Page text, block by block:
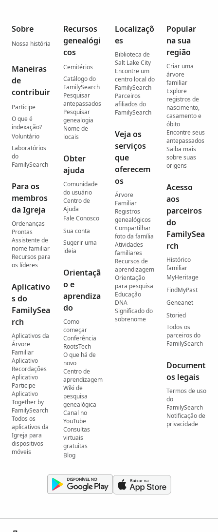
Sobre
Nossa história
Maneiras
de
contribuir
Participe
O que é
indexação?
Voluntário
Laboratórios
do
FamilySearch
Para os
membros
da Igreja
Ordenanças
Prontas
Assistente de
nome familiar
Recursos para
os líderes
Aplicativo
s do
FamilySea
rch
Aplicativos da
Árvore
Familiar
Aplicativo
Recordações
Aplicativo
Participe
Aplicativo
Together by
FamilySearch
Todos os
aplicativos da
Igreja para
dispositivos
móveis
Recursos
genealógi
cos
Cemitérios
Catálogo do
FamilySearch
Pesquisar
antepassados
Pesquisar
genealogia
Nome de
locais
Obter
ajuda
Comunidade
do usuário
Centro de
Ajuda
Fale Conosco
Sua conta
Sugerir uma
ideia
Orientaçã
o e
aprendiza
do
Como
começar
Conferência
RootsTech
O que há de
novo
Centro de
aprendizagem
Wiki de
pesquisa
genealógica
Canal no
YouTube
Consultas
virtuais
gratuitas
Blog
Localizaçõ
es
Biblioteca de
Salt Lake City
Encontre um
centro local do
FamilySearch
Parceiros
afiliados do
FamilySearch
Veja os
serviços
que
oferecem
os
Árvore
Familiar
Registros
genealógicos
Compartilhar
foto da família
Atividades
familiares
Recursos de
aprendizagem
Orientação
para pesquisa
Educação
DNA
Significado do
sobrenome
Popular
na sua
região
Criar uma
árvore
familiar
Explore
registros de
nascimento,
casamento e
óbito
Encontre seus
antepassados
Saiba mais
sobre suas
origens
Acesso
aos
parceiros
do
FamilySea
rch
Histórico
familiar
MyHeritage
FindMyPast
Geneanet
Storied
Todos os
parceiros do
FamilySearch
Document
os legais
Termos de uso
do
FamilySearch
Notificação de
privacidade